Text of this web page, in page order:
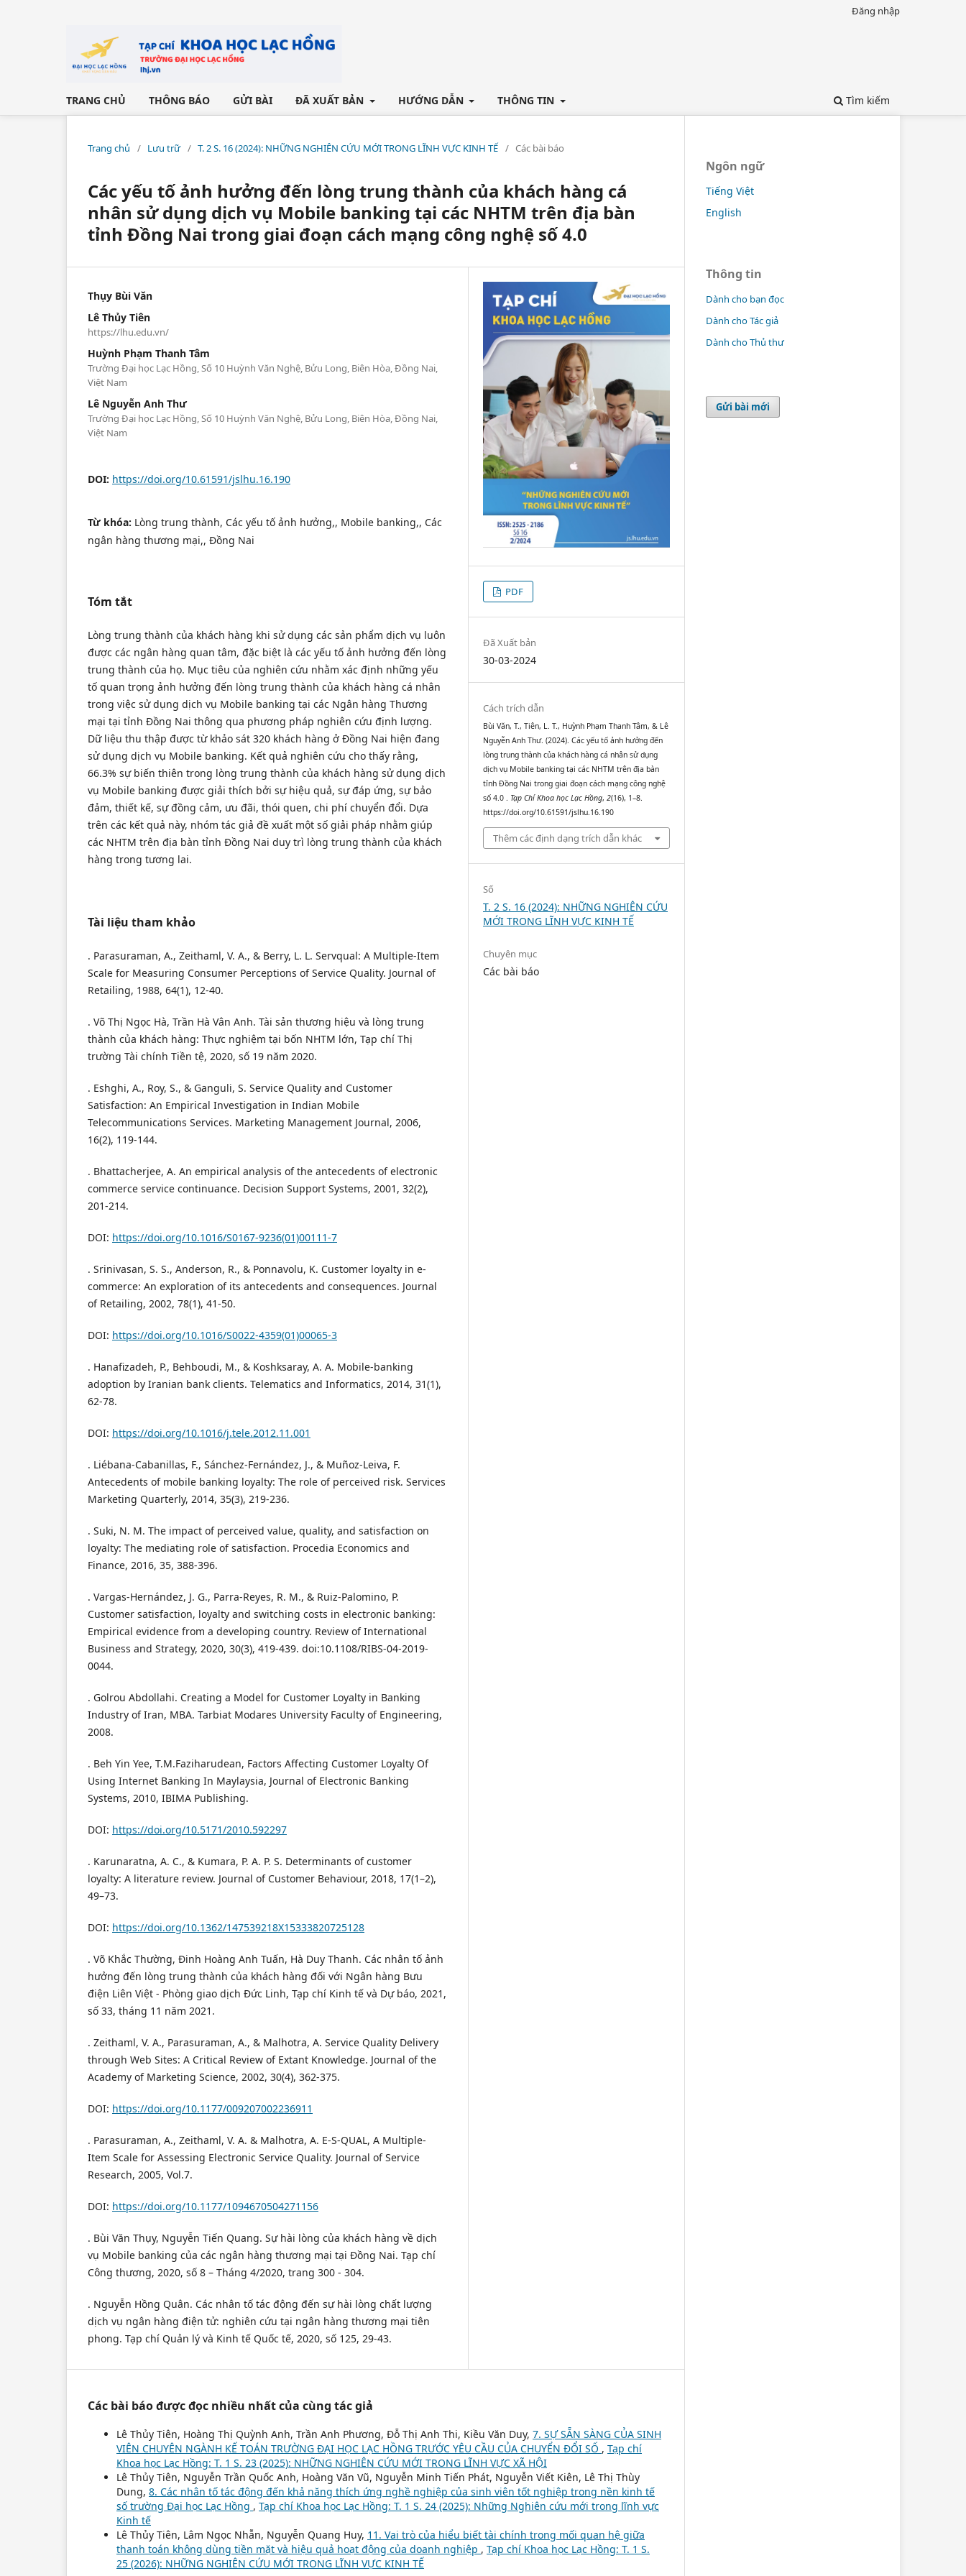
TRANG CHỦ THÔNG BÁO GỬI BÀI ĐÃ XUẤT BẢN HƯỚNG DẪN THÔNG TIN Tìm kiếm
Đăng nhập
Trang chủ / Lưu trữ / T. 2 S. 16 (2024): NHỮNG NGHIÊN CỨU MỚI TRONG LĨNH VỰC KINH TẾ / Các bài báo
Các yếu tố ảnh hưởng đến lòng trung thành của khách hàng cá
nhân sử dụng dịch vụ Mobile banking tại các NHTM trên địa bàn
tỉnh Đồng Nai trong giai đoạn cách mạng công nghệ số 4.0
Thụy Bùi Văn
Lê Thủy Tiên
https://lhu.edu.vn/
Huỳnh Phạm Thanh Tâm
Trường Đại học Lạc Hồng, Số 10 Huỳnh Văn Nghệ, Bửu Long, Biên Hòa, Đồng Nai,
Việt Nam
Lê Nguyễn Anh Thư
Trường Đại học Lạc Hồng, Số 10 Huỳnh Văn Nghệ, Bửu Long, Biên Hòa, Đồng Nai,
Việt Nam
DOI: https://doi.org/10.61591/jslhu.16.190
Từ khóa: Lòng trung thành, Các yếu tố ảnh hưởng,, Mobile banking,, Các
ngân hàng thương mại,, Đồng Nai
Tóm tắt
Lòng trung thành của khách hàng khi sử dụng các sản phẩm dịch vụ luôn
được các ngân hàng quan tâm, đặc biệt là các yếu tố ảnh hưởng đến lòng
trung thành của họ. Mục tiêu của nghiên cứu nhằm xác định những yếu
tố quan trọng ảnh hưởng đến lòng trung thành của khách hàng cá nhân
trong việc sử dụng dịch vụ Mobile banking tại các Ngân hàng Thương
mại tại tỉnh Đồng Nai thông qua phương pháp nghiên cứu định lượng.
Dữ liệu thu thập được từ khảo sát 320 khách hàng ở Đồng Nai hiện đang
sử dụng dịch vụ Mobile banking. Kết quả nghiên cứu cho thấy rằng,
66.3% sự biến thiên trong lòng trung thành của khách hàng sử dụng dịch
vụ Mobile banking được giải thích bởi sự hiệu quả, sự đáp ứng, sự bảo
đảm, thiết kế, sự đồng cảm, ưu đãi, thói quen, chi phí chuyển đổi. Dựa
trên các kết quả này, nhóm tác giả đề xuất một số giải pháp nhằm giúp
các NHTM trên địa bàn tỉnh Đồng Nai duy trì lòng trung thành của khách
hàng trong tương lai.
Tài liệu tham khảo
. Parasuraman, A., Zeithaml, V. A., & Berry, L. L. Servqual: A Multiple-Item
Scale for Measuring Consumer Perceptions of Service Quality. Journal of
Retailing, 1988, 64(1), 12-40.
. Võ Thị Ngọc Hà, Trần Hà Vân Anh. Tài sản thương hiệu và lòng trung
thành của khách hàng: Thực nghiệm tại bốn NHTM lớn, Tạp chí Thị
trường Tài chính Tiền tệ, 2020, số 19 năm 2020.
. Eshghi, A., Roy, S., & Ganguli, S. Service Quality and Customer
Satisfaction: An Empirical Investigation in Indian Mobile
Telecommunications Services. Marketing Management Journal, 2006,
16(2), 119-144.
. Bhattacherjee, A. An empirical analysis of the antecedents of electronic
commerce service continuance. Decision Support Systems, 2001, 32(2),
201-214.
DOI: https://doi.org/10.1016/S0167-9236(01)00111-7
. Srinivasan, S. S., Anderson, R., & Ponnavolu, K. Customer loyalty in e-
commerce: An exploration of its antecedents and consequences. Journal
of Retailing, 2002, 78(1), 41-50.
DOI: https://doi.org/10.1016/S0022-4359(01)00065-3
. Hanafizadeh, P., Behboudi, M., & Koshksaray, A. A. Mobile-banking
adoption by Iranian bank clients. Telematics and Informatics, 2014, 31(1),
62-78.
DOI: https://doi.org/10.1016/j.tele.2012.11.001
. Liébana-Cabanillas, F., Sánchez-Fernández, J., & Muñoz-Leiva, F.
Antecedents of mobile banking loyalty: The role of perceived risk. Services
Marketing Quarterly, 2014, 35(3), 219-236.
. Suki, N. M. The impact of perceived value, quality, and satisfaction on
loyalty: The mediating role of satisfaction. Procedia Economics and
Finance, 2016, 35, 388-396.
. Vargas-Hernández, J. G., Parra-Reyes, R. M., & Ruiz-Palomino, P.
Customer satisfaction, loyalty and switching costs in electronic banking:
Empirical evidence from a developing country. Review of International
Business and Strategy, 2020, 30(3), 419-439. doi:10.1108/RIBS-04-2019-
0044.
. Golrou Abdollahi. Creating a Model for Customer Loyalty in Banking
Industry of Iran, MBA. Tarbiat Modares University Faculty of Engineering,
2008.
. Beh Yin Yee, T.M.Faziharudean, Factors Affecting Customer Loyalty Of
Using Internet Banking In Maylaysia, Journal of Electronic Banking
Systems, 2010, IBIMA Publishing.
DOI: https://doi.org/10.5171/2010.592297
. Karunaratna, A. C., & Kumara, P. A. P. S. Determinants of customer
loyalty: A literature review. Journal of Customer Behaviour, 2018, 17(1–2),
49–73.
DOI: https://doi.org/10.1362/147539218X15333820725128
. Võ Khắc Thường, Đinh Hoàng Anh Tuấn, Hà Duy Thanh. Các nhân tố ảnh
hưởng đến lòng trung thành của khách hàng đối với Ngân hàng Bưu
điện Liên Việt - Phòng giao dịch Đức Linh, Tạp chí Kinh tế và Dự báo, 2021,
số 33, tháng 11 năm 2021.
. Zeithaml, V. A., Parasuraman, A., & Malhotra, A. Service Quality Delivery
through Web Sites: A Critical Review of Extant Knowledge. Journal of the
Academy of Marketing Science, 2002, 30(4), 362-375.
DOI: https://doi.org/10.1177/009207002236911
. Parasuraman, A., Zeithaml, V. A. & Malhotra, A. E-S-QUAL, A Multiple-
Item Scale for Assessing Electronic Service Quality. Journal of Service
Research, 2005, Vol.7.
DOI: https://doi.org/10.1177/1094670504271156
. Bùi Văn Thụy, Nguyễn Tiến Quang. Sự hài lòng của khách hàng về dịch
vụ Mobile banking của các ngân hàng thương mại tại Đồng Nai. Tạp chí
Công thương, 2020, số 8 – Tháng 4/2020, trang 300 - 304.
. Nguyễn Hồng Quân. Các nhân tố tác động đến sự hài lòng chất lượng
dịch vụ ngân hàng điện tử: nghiên cứu tại ngân hàng thương mại tiên
phong. Tạp chí Quản lý và Kinh tế Quốc tế, 2020, số 125, 29-43.
PDF
Đã Xuất bản
30-03-2024
Cách trích dẫn
Bùi Văn, T., Tiên, L. T., Huỳnh Phạm Thanh Tâm, & Lê
Nguyễn Anh Thư. (2024). Các yếu tố ảnh hưởng đến
lòng trung thành của khách hàng cá nhân sử dụng
dịch vụ Mobile banking tại các NHTM trên địa bàn
tỉnh Đồng Nai trong giai đoạn cách mạng công nghệ
số 4.0 . Tạp Chí Khoa học Lạc Hồng,2(16), 1–8.
https://doi.org/10.61591/jslhu.16.190
Thêm các định dạng trích dẫn khác
Số
T. 2 S. 16 (2024): NHỮNG NGHIÊN CỨU
MỚI TRONG LĨNH VỰC KINH TẾ
Chuyên mục
Các bài báo
Các bài báo được đọc nhiều nhất của cùng tác giả
Lê Thủy Tiên, Hoàng Thị Quỳnh Anh, Trần Anh Phương, Đỗ Thị Anh Thi, Kiều Văn Duy, 7. SỰ SẴN SÀNG CỦA SINH
VIÊN CHUYÊN NGÀNH KẾ TOÁN TRƯỜNG ĐẠI HỌC LẠC HỒNG TRƯỚC YÊU CẦU CỦA CHUYỂN ĐỔI SỐ , Tạp chí
Khoa học Lạc Hồng: T. 1 S. 23 (2025): NHỮNG NGHIÊN CỨU MỚI TRONG LĨNH VỰC XÃ HỘI
Lê Thủy Tiên, Nguyễn Trần Quốc Anh, Hoàng Văn Vũ, Nguyễn Minh Tiến Phát, Nguyễn Viết Kiên, Lê Thị Thùy
Dung, 8. Các nhân tố tác động đến khả năng thích ứng nghề nghiệp của sinh viên tốt nghiệp trong nền kinh tế
số trường Đại học Lạc Hồng , Tạp chí Khoa học Lạc Hồng: T. 1 S. 24 (2025): Những Nghiên cứu mới trong lĩnh vực
Kinh tế
Lê Thủy Tiên, Lâm Ngọc Nhẫn, Nguyễn Quang Huy, 11. Vai trò của hiểu biết tài chính trong mối quan hệ giữa
thanh toán không dùng tiền mặt và hiệu quả hoạt động của doanh nghiệp , Tạp chí Khoa học Lạc Hồng: T. 1 S.
25 (2026): NHỮNG NGHIÊN CỨU MỚI TRONG LĨNH VỰC KINH TẾ
Ngôn ngữ
Tiếng Việt
English
Thông tin
Dành cho bạn đọc
Dành cho Tác giả
Dành cho Thủ thư
Gửi bài mới